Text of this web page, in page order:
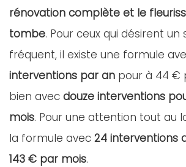
rénovation complète et le
tombe. Pour ceux qui désirent un
fréquent, il existe une formule
interventions par an pour à 44 €
bien avec douze interventions
mois. Pour une attention tout au
la formule avec 24 interventions
143 € par mois.